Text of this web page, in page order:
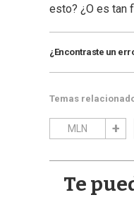
esto? ¿O es tan
¿Encontraste un
Temas
MLN
Te